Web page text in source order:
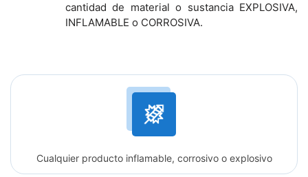
cantidad de material o sustancia EXPLOSIVA,
INFLAMABLE o CORROSIVA.
Cualquier producto inflamable, corrosivo o explosivo